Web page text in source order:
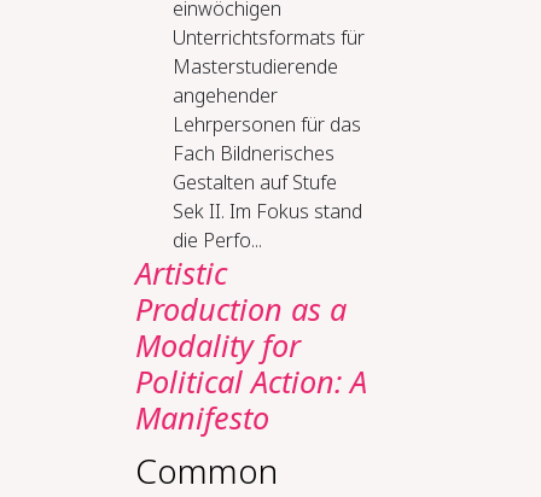
einwöchigen
Unterrichtsformats für
Masterstudierende
angehender
Lehrpersonen für das
Fach Bildnerisches
Gestalten auf Stufe
Sek II. Im Fokus stand
die Perfo...
Artistic
Production as a
Modality for
Political Action: A
Manifesto
Common